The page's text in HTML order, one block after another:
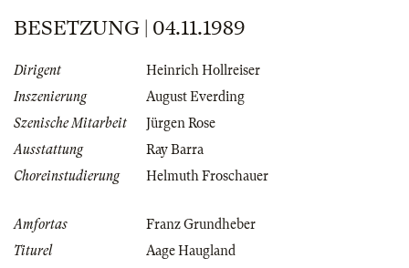
BESETZUNG | 04.11.1989
Dirigent
Heinrich Hollreiser
Inszenierung
August Everding
Szenische Mitarbeit
Jürgen Rose
Ausstattung
Ray Barra
Choreinstudierung
Helmuth Froschauer
Amfortas
Franz Grundheber
Titurel
Aage Haugland